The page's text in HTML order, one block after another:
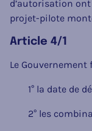
d’autorisation ont
projet-pilote
Article 4/1
Le
1° la date de
2° les